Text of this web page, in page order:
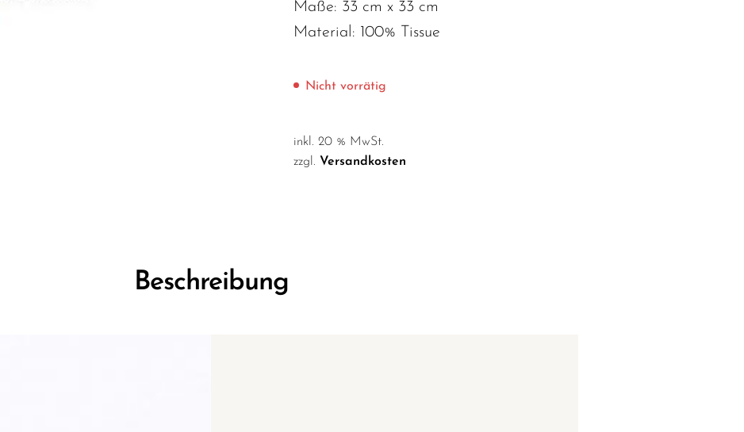
Maße: 33 cm x 33 cm
Material: 100% Tissue
Nicht vorrätig
inkl. 20 % MwSt.
zzgl. Versandkosten
Beschreibung